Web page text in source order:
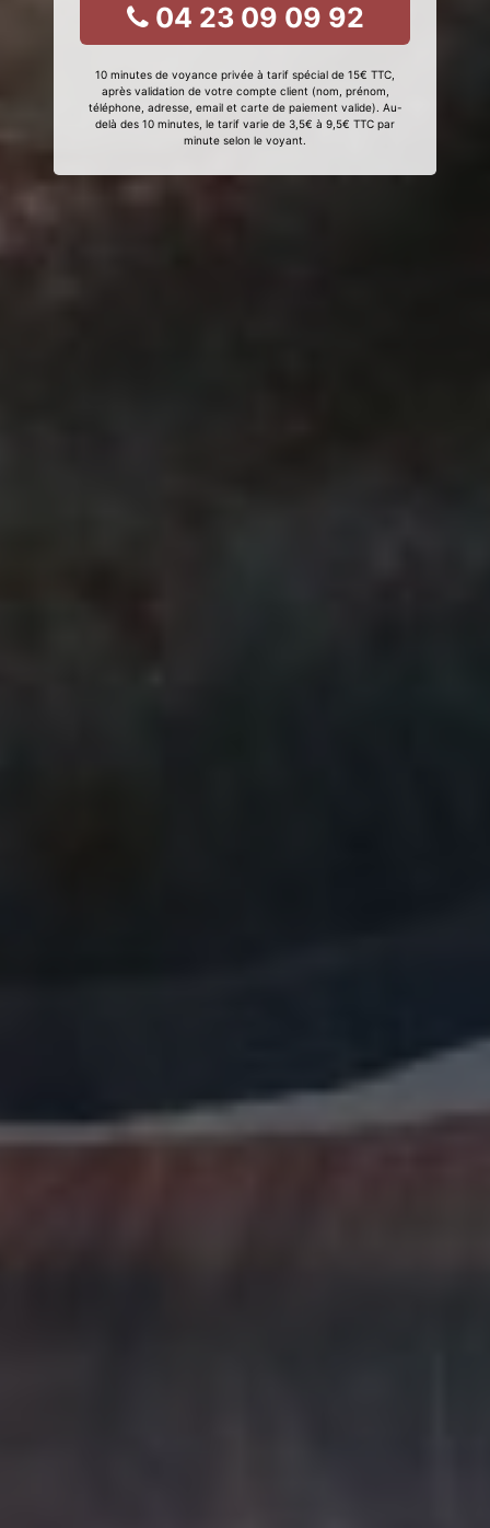
04 23 09 09 92
10 minutes de voyance privée à tarif spécial de 15€ TTC,
après validation de votre compte client (nom, prénom,
téléphone, adresse, email et carte de paiement valide). Au-
delà des 10 minutes, le tarif varie de 3,5€ à 9,5€ TTC par
minute selon le voyant.